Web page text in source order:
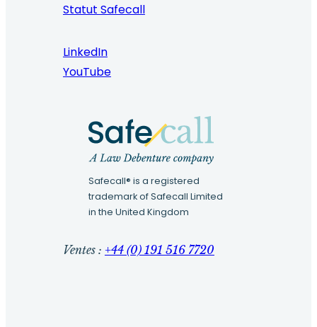
Statut Safecall
LinkedIn
YouTube
Safecall® is a registered
trademark of Safecall Limited
in the United Kingdom
Ventes : +44 (0) 191 516 7720